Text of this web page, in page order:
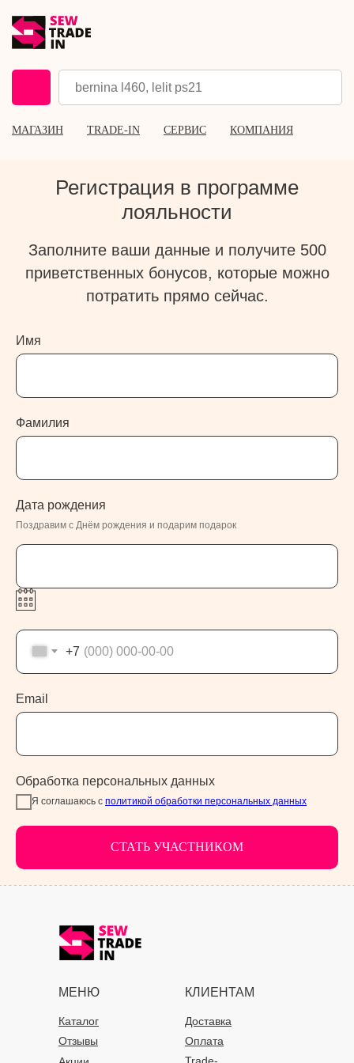
МАГАЗИН TRADE-IN СЕРВИС КОМПАНИЯ
Регистрация в программе
лояльности
Заполните ваши данные и получите 500
приветственных бонусов, которые можно
потратить прямо сейчас.
Имя
Фамилия
Дата рождения
Поздравим с Днём рождения и подарим подарок
+7
Email
Обработка персональных данных
Я соглашаюсь с политикой обработки персональных данных
СТАТЬ УЧАСТНИКОМ
МЕНЮ КЛИЕНТАМ
Каталог
Доставка
Оплата
Отзывы